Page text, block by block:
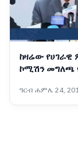
ከዛሬው የሀገራዊ
ኮሚሽን መግለጫ
ዓርብ ሐምሌ 24,